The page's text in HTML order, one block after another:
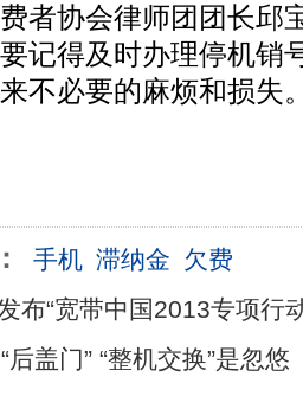
协会律师团团长邱
记得及时办理停机销
不必要的麻烦和损失
手机 滞纳金 欠费
布“宽带中国2013专项行
后盖门” “整机交换”是忽悠